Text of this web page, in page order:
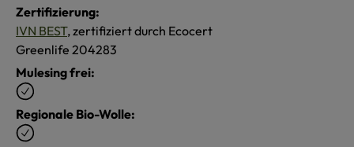
Zertifizierung:
IVN BEST, zertifiziert durch Ecocert
Greenlife 204283
Mulesing frei:
Regionale Bio-Wolle: